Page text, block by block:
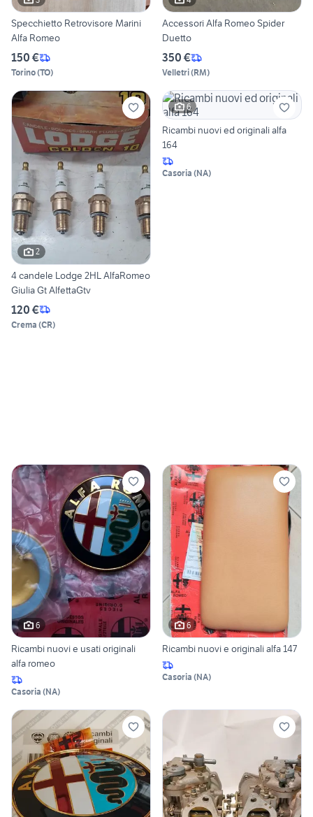
Specchietto Retrovisore Marini
Alfa Romeo
150 €
Torino(TO)
Accessori Alfa Romeo Spider
Duetto
350 €
Velletri(RM)
2
4 candele Lodge 2HL AlfaRomeo
Giulia Gt AlfettaGtv
120 €
Crema (CR)
6
Ricambi nuovi ed originali alfa
164
Casoria (NA)
6
Ricambi nuovi e usati originali
alfa romeo
Casoria (NA)
6
Ricambi nuovi e originali alfa 147
Casoria (NA)